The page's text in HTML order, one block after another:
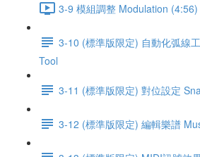
3-9 模組調整 Modulation (4:56)
3-10 (標準版限定) 自動化弧線
Tool
3-11 (標準版限定) 對位設定
3-12 (標準版限定) 編輯樂譜